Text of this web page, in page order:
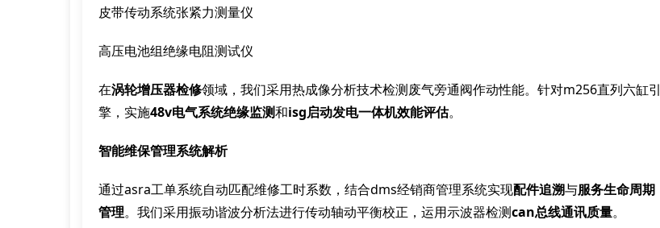
皮带传动系统张紧力测量仪
高压电池组绝缘电阻测试仪
在涡轮增压器检修领域，我们采用热成像分析技术检测废气旁通阀作动性能。针对m256直列六缸引
擎，实施48v电气系统绝缘监测和isg启动发电一体机效能评估。
智能维保管理系统解析
通过asra工单系统自动匹配维修工时系数，结合dms经销商管理系统实现配件追溯与服务生命周期
管理。我们采用振动谐波分析法进行传动轴动平衡校正，运用示波器检测can总线通讯质量。